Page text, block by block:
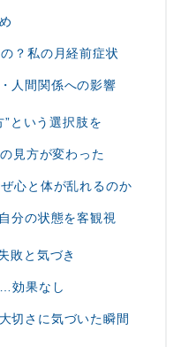
？私の月経前症状
人間関係への影響
”という選択肢を
見方が変わった
心と体が乱れるのか
分の状態を客観視
敗と気づき
効果なし
切さに気づいた瞬間